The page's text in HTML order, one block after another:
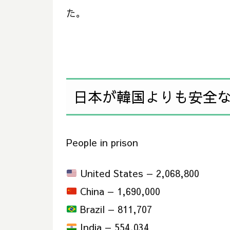
た。
日本が韓国よりも安全
People in prison
United States — 2,068,800
China — 1,690,000
Brazil — 811,707
India — 554,034